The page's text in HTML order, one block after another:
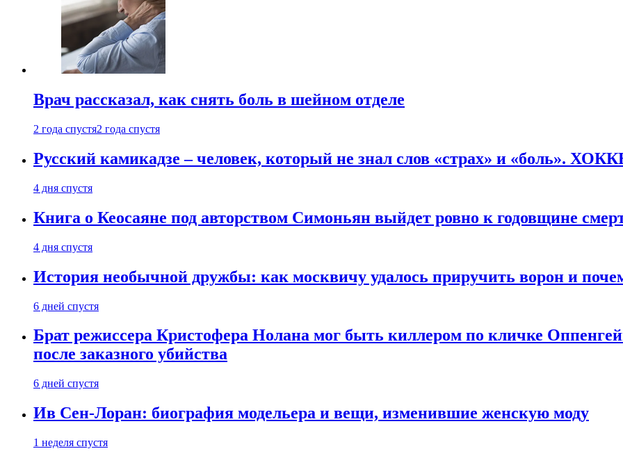
Врач рассказал, как снять боль в шейном отделе
2 года спустя2 года спустя
Русский камикадзе – человек, который не знал слов «страх» и «боль».
4 дня спустя
Книга о Кеосаяне под авторством Симоньян выйдет ровно к годовщине
4 дня спустя
История необычной дружбы: как москвичу удалось приручить ворон и
6 дней спустя
Брат режиссера Кристофера Нолана мог быть киллером по кличке
после заказного убийства
6 дней спустя
Ив Сен-Лоран: биография модельера и вещи, изменившие женскую моду
1 неделя спустя